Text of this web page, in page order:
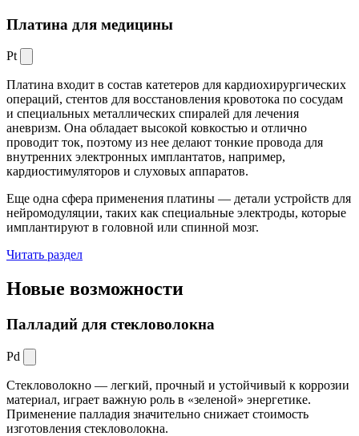
Платина для медицины
Pt
Платина входит в состав катетеров для кардиохирургических
операций, стентов для восстановления кровотока по сосудам
и специальных металлических спиралей для лечения
аневризм. Она обладает высокой ковкостью и отлично
проводит ток, поэтому из нее делают тонкие провода для
внутренних электронных имплантатов, например,
кардиостимуляторов и слуховых аппаратов.
Еще одна сфера применения платины — детали устройств для
нейромодуляции, таких как специальные электроды, которые
имплантируют в головной или спинной мозг.
Читать раздел
Новые возможности
Палладий для стекловолокна
Pd
Стекловолокно — легкий, прочный и устойчивый к коррозии
материал, играет важную роль в «зеленой» энергетике.
Применение палладия значительно снижает стоимость
изготовления стекловолокна.